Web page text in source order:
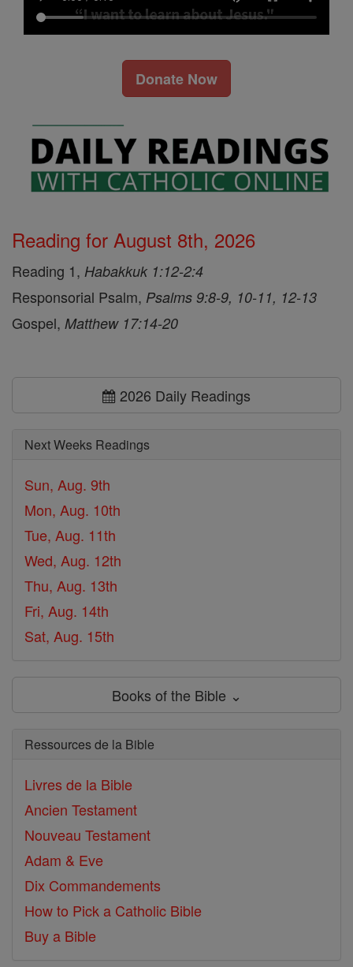
Donate Now
Reading for August 8th, 2026
Reading 1, Habakkuk 1:12-2:4
Responsorial Psalm, Psalms 9:8-9, 10-11, 12-13
Gospel, Matthew 17:14-20
2026 Daily Readings
Next Weeks Readings
Sun, Aug. 9th
Mon, Aug. 10th
Tue, Aug. 11th
Wed, Aug. 12th
Thu, Aug. 13th
Fri, Aug. 14th
Sat, Aug. 15th
Books of the Bible ⌄
Ressources de la Bible
Livres de la Bible
Ancien Testament
Nouveau Testament
Adam & Eve
Dix Commandements
How to Pick a Catholic Bible
Buy a Bible